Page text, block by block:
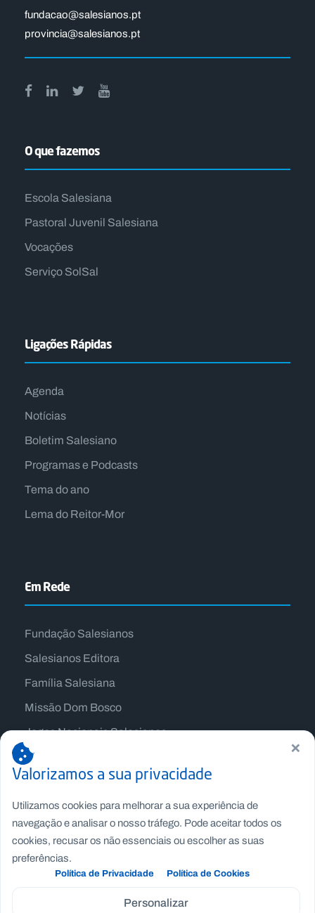
fundacao@salesianos.pt
provincia@salesianos.pt
O que fazemos
Escola Salesiana
Pastoral Juvenil Salesiana
Vocações
Serviço SolSal
Ligações Rápidas
Agenda
Notícias
Boletim Salesiano
Programas e Podcasts
Tema do ano
Lema do Reitor-Mor
Em Rede
Fundação Salesianos
Salesianos Editora
Família Salesiana
Missão Dom Bosco
Jogos Nacionais Salesianos
×
Valorizamos a sua privacidade
Utilizamos cookies para melhorar a sua experiência de
navegação e analisar o nosso tráfego. Pode aceitar todos os
cookies, recusar os não essenciais ou escolher as suas
preferências.
Política de Privacidade Política de Cookies
Personalizar